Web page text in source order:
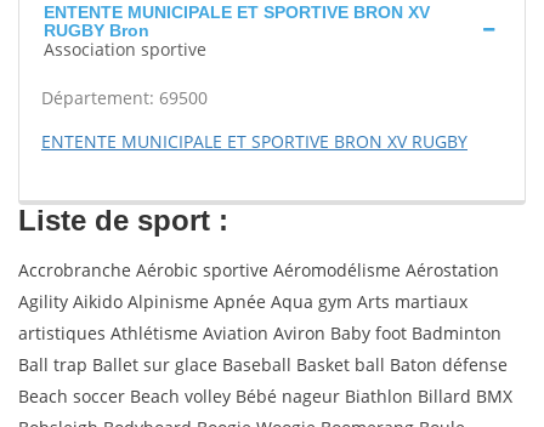
ENTENTE MUNICIPALE ET SPORTIVE BRON XV
RUGBY Bron
Association sportive
Département: 69500
ENTENTE MUNICIPALE ET SPORTIVE BRON XV RUGBY
Liste de sport :
Accrobranche Aérobic sportive Aéromodélisme Aérostation
Agility Aikido Alpinisme Apnée Aqua gym Arts martiaux
artistiques Athlétisme Aviation Aviron Baby foot Badminton
Ball trap Ballet sur glace Baseball Basket ball Baton défense
Beach soccer Beach volley Bébé nageur Biathlon Billard BMX